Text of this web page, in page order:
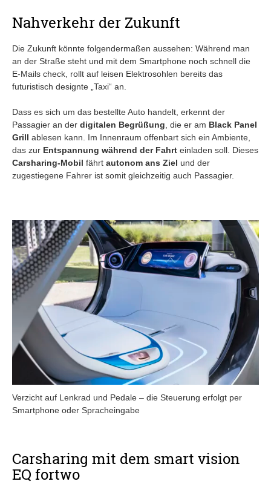
Nahverkehr der Zukunft
Die Zukunft könnte folgendermaßen aussehen: Während man
an der Straße steht und mit dem Smartphone noch schnell die
E-Mails check, rollt auf leisen Elektrosohlen bereits das
futuristisch designte „Taxi“ an.
Dass es sich um das bestellte Auto handelt, erkennt der
Passagier an der digitalen Begrüßung , die er am Black Panel
Grill ablesen kann. Im Innenraum offenbart sich ein Ambiente,
das zur Entspannung während der Fahrt einladen soll. Dieses
Carsharing-Mobil fährt autonom ans Ziel und der
zugestiegene Fahrer ist somit gleichzeitig auch Passagier.
Verzicht auf Lenkrad und Pedale – die Steuerung erfolgt per
Smartphone oder Spracheingabe
Carsharing mit dem smart vision
EQ fortwo